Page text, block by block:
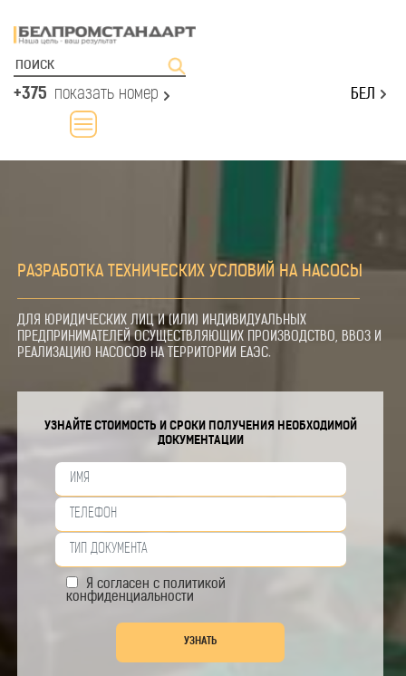
+375 показать номер БЕЛ
РАЗРАБОТКА ТЕХНИЧЕСКИХ УСЛОВИЙ НА НАСОСЫ
ДЛЯ ЮРИДИЧЕСКИХ ЛИЦ И (ИЛИ) ИНДИВИДУАЛЬНЫХ
ПРЕДПРИНИМАТЕЛЕЙ ОСУЩЕСТВЛЯЮЩИХ ПРОИЗВОДСТВО, ВВОЗ И
РЕАЛИЗАЦИЮ НАСОСОВ НА ТЕРРИТОРИИ ЕАЭС.
УЗНАЙТЕ СТОИМОСТЬ И СРОКИ ПОЛУЧЕНИЯ НЕОБХОДИМОЙ
ДОКУМЕНТАЦИИ
Я согласен с политикой
конфиденциальности
УЗНАТЬ